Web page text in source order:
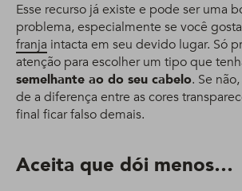
Esse recurso já existe e pode ser uma
problema, especialmente se você
franja intacta em seu devido lugar. Só
atenção para escolher um tipo que
semelhante ao do seu cabelo. Se
de a diferença entre as cores
final ficar falso demais.
Aceita que dói menos…